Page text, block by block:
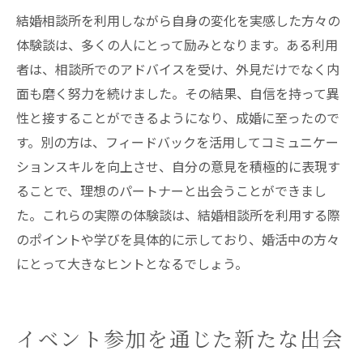
結婚相談所を利用しながら自身の変化を実感した方々の
体験談は、多くの人にとって励みとなります。ある利用
者は、相談所でのアドバイスを受け、外見だけでなく内
面も磨く努力を続けました。その結果、自信を持って異
性と接することができるようになり、成婚に至ったので
す。別の方は、フィードバックを活用してコミュニケー
ションスキルを向上させ、自分の意見を積極的に表現す
ることで、理想のパートナーと出会うことができまし
た。これらの実際の体験談は、結婚相談所を利用する際
のポイントや学びを具体的に示しており、婚活中の方々
にとって大きなヒントとなるでしょう。
イベント参加を通じた新たな出会